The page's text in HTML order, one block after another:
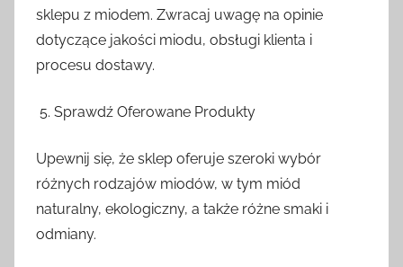
sklepu z miodem. Zwracaj uwagę na opinie
dotyczące jakości miodu, obsługi klienta i
procesu dostawy.
Sprawdź Oferowane Produkty
Upewnij się, że sklep oferuje szeroki wybór
różnych rodzajów miodów, w tym miód
naturalny, ekologiczny, a także różne smaki i
odmiany.